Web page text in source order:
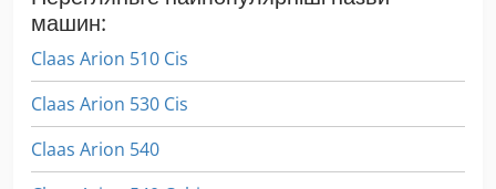
машин:
Claas Arion 510 Cis
Claas Arion 530 Cis
Claas Arion 540